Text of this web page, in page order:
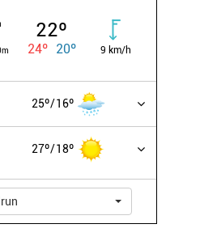
22º
24º 20º 9 km/h
25º 16º
27º 18º
Irun